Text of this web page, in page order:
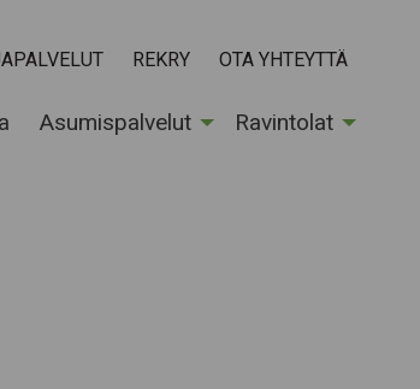
REKRY OTA YHTEYTTÄ
Asumispalvelut Ravintolat